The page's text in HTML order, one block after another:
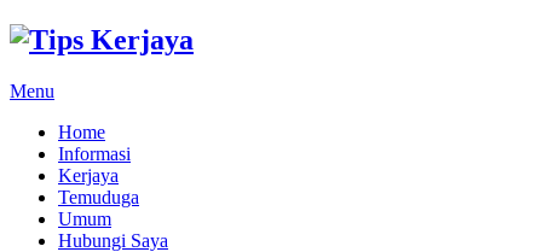
Menu
Home
Informasi
Kerjaya
Temuduga
Umum
Hubungi Saya